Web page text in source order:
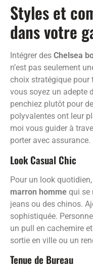
Styles et
dans votre
Intégrer des Chelsea
n’est pas seulement
choix stratégique pour
vous soyez un adepte
penchiez plutôt pour
polyvalentes ont leur
moi vous guider à
porter avec assurance.
Look Casual Chic
Pour un look
marron homme qui se
jeans ou des chinos.
sophistiquée.
un pull en cachemire
sortie en ville ou un
Tenue de Bureau